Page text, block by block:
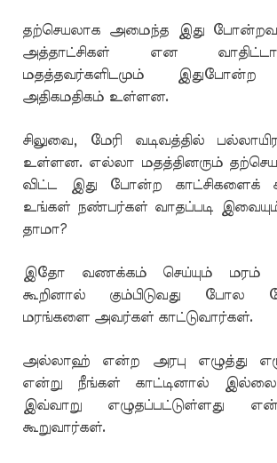
தற்செயலாக அமைந்த இது
அத்தாட்சிகள் என
மதத்தவர்களிடமும் இதுபோன்ற
அதிகமதிகம் உள்ளன.
சிலுவை, மேரி வடிவத்தில்
உள்ளன. எல்லா மதத்தினரும்
விட்ட இது போன்ற காட்சிகளைக்
உங்கள் நண்பர்கள் வாதப்படி
தாமா?
இதோ வணக்கம் செய்யும் மரம்
கூறினால் கும்பிடுவது போல
மரங்களை அவர்கள் காட்டுவார்கள்.
அல்லாஹ் என்ற அரபு எழுத்து
என்று நீங்கள் காட்டினால்
இவ்வாறு எழுதப்பட்டுள்ளது
கூறுவார்கள்.